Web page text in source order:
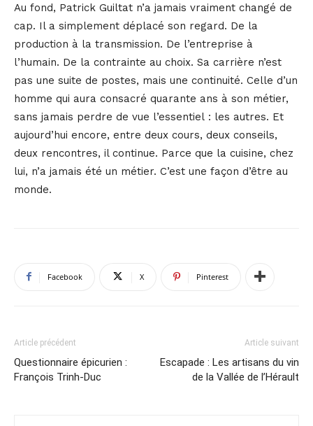
Au fond, Patrick Guiltat n’a jamais vraiment changé de
cap. Il a simplement déplacé son regard. De la
production à la transmission. De l’entreprise à
l’humain. De la contrainte au choix. Sa carrière n’est
pas une suite de postes, mais une continuité. Celle d’un
homme qui aura consacré quarante ans à son métier,
sans jamais perdre de vue l’essentiel : les autres. Et
aujourd’hui encore, entre deux cours, deux conseils,
deux rencontres, il continue. Parce que la cuisine, chez
lui, n’a jamais été un métier. C’est une façon d’être au
monde.
Facebook X Pinterest
Article précédent
Questionnaire épicurien :
François Trinh-Duc
Article suivant
Escapade : Les artisans du vin
de la Vallée de l’Hérault